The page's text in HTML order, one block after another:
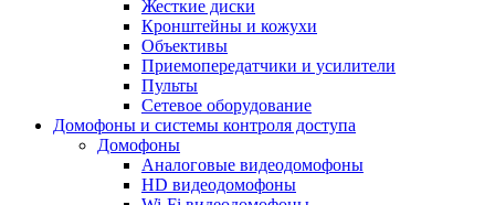
Жесткие диски
Кронштейны и кожухи
Объективы
Приемопередатчики и усилители
Пульты
Сетевое оборудование
Домофоны и системы контроля доступа
Домофоны
Аналоговые видеодомофоны
HD видеодомофоны